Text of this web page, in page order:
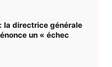
la directrice générale
un « échec